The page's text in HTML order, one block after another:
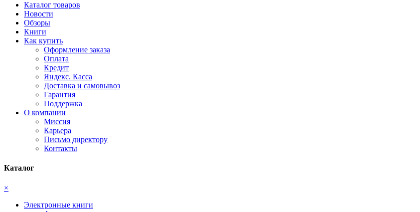
Каталог товаров
Новости
Обзоры
Книги
Как купить
Оформление заказа
Оплата
Кредит
Яндекс. Касса
Доставка и самовывоз
Гарантия
Поддержка
О компании
Миссия
Карьера
Письмо директору
Контакты
Каталог
×
Электронные книги